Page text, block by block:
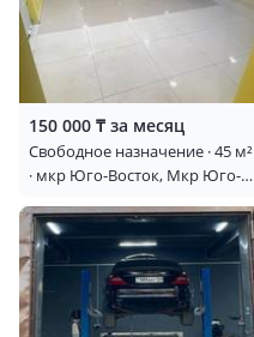
150 000 ₸ за месяц
Свободное назначение · 45 м²
· мкр Юго-Восток, Мкр Юго-
Гапеева1